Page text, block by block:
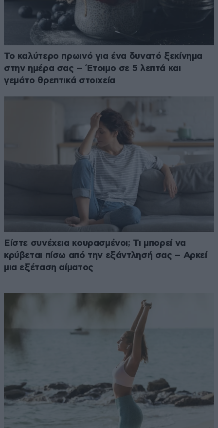
Το καλύτερο πρωινό για ένα δυνατό ξεκίνημα
στην ημέρα σας – Έτοιμο σε 5 λεπτά και
γεμάτο θρεπτικά στοιχεία
Είστε συνέχεια κουρασμένοι; Τι μπορεί να
κρύβεται πίσω από την εξάντλησή σας – Αρκεί
μια εξέταση αίματος